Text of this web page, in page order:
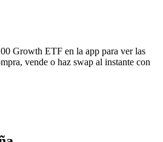
Growth ETF en la app para ver las
vende o haz swap al instante con